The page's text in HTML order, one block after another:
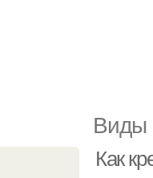
Виды
Как